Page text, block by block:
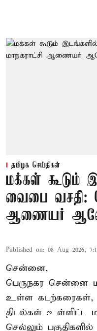
தமிழக செய்திகள்
மக்கள் கூடும்
வைபை வசதி:
ஆணையர்
Published on: 08 Aug 2026,
சென்னை,
பெருநகர சென்னை
உள்ள கடற்கரைகள்,
திடல்கள் உள்ளிட்ட
செல்லும்